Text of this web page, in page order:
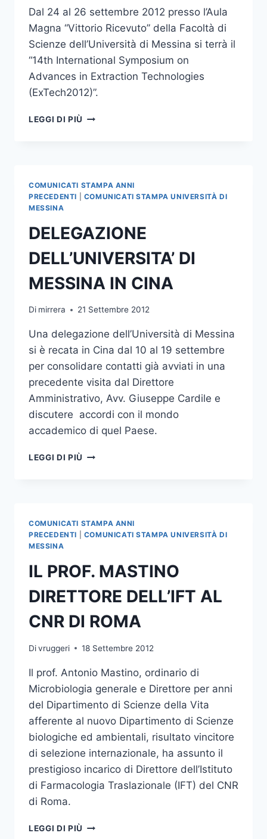
Dal 24 al 26 settembre 2012 presso l’Aula
Magna “Vittorio Ricevuto” della Facoltà di
Scienze dell’Università di Messina si terrà il
“14th International Symposium on
Advances in Extraction Technologies
(ExTech2012)”.
LEGGI DI PIÙ 14°
COMUNICATI STAMPA ANNI
PRECEDENTI
COMUNICATI STAMPA UNIVERSITÀ DI
MESSINA
DELEGAZIONE
DELL’UNIVERSITA’ DI
MESSINA IN CINA
Di mirrera 21 Settembre 2012
Una delegazione dell’Università di Messina
si è recata in Cina dal 10 al 19 settembre
per consolidare contatti già avviati in una
precedente visita dal Direttore
Amministrativo, Avv. Giuseppe Cardile e
discutere accordi con il mondo
accademico di quel Paese.
LEGGI DI PIÙ DELEGAZIONE
COMUNICATI STAMPA ANNI
PRECEDENTI
COMUNICATI STAMPA UNIVERSITÀ DI
MESSINA
IL PROF. MASTINO
DIRETTORE DELL’IFT AL
CNR DI ROMA
Divruggeri 18 Settembre 2012
Il prof. Antonio Mastino, ordinario di
Microbiologia generale e Direttore per anni
del Dipartimento di Scienze della Vita
afferente al nuovo Dipartimento di Scienze
biologiche ed ambientali, risultato vincitore
di selezione internazionale, ha assunto il
prestigioso incarico di Direttore dell’Istituto
di Farmacologia Traslazionale (IFT) del CNR
di Roma.
LEGGI DI PIÙ